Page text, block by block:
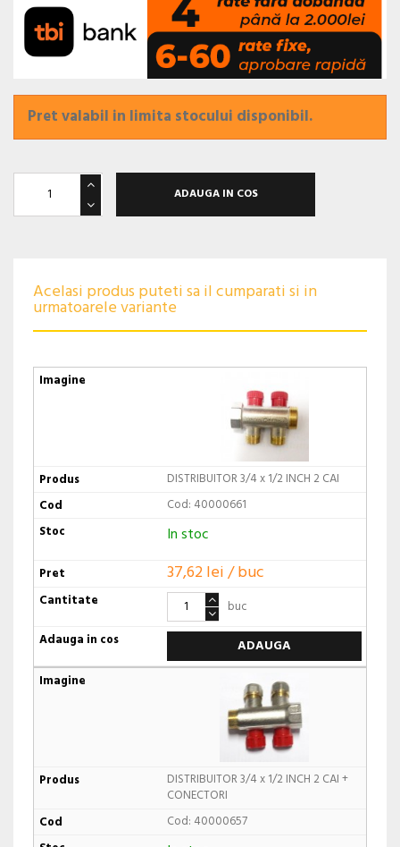
Pret valabil in limita stocului disponibil.
ADAUGA IN COS
Acelasi produs puteti sa il cumparati si in
urmatoarele variante
DISTRIBUITOR 3/4 x 1/2 INCH 2 CAI
Cod: 40000661
In stoc
37,62 lei / buc
buc
ADAUGA
DISTRIBUITOR 3/4 x 1/2 INCH 2 CAI +
CONECTORI
Cod: 40000657